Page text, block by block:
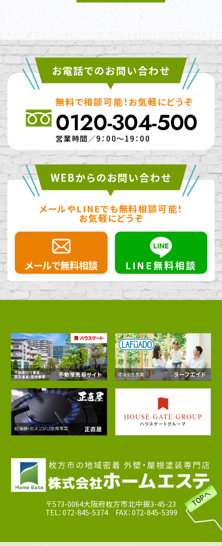
お電話でのお問い合わせ
無料で相談可能！お気軽にどうぞ
0120-304-500
営業時間／9：00～19：00
WEBからのお問い合わせ
メールやLINEでも無料相談可能！
お気軽にどうぞ
メールで無料相談 LINE無料相談
〒573-0064大阪府枚方市北中振3-45-23
TEL：072-845-5374 FAX：072-845-5399